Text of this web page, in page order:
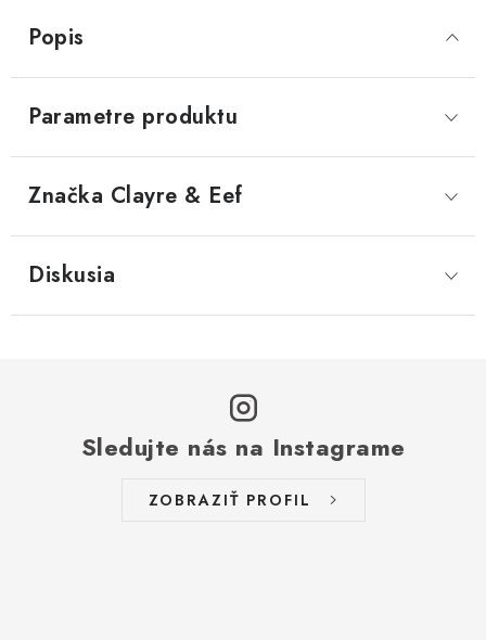
Popis
Parametre produktu
Značka Clayre & Eef
Diskusia
Sledujte nás na Instagrame
ZOBRAZIŤ PROFIL